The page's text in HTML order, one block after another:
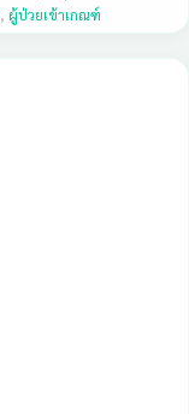
, ผู้ป่วยเข้าเกณฑ์